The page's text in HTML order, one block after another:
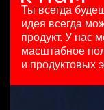
сегодня
150000 ₽
Санкт-Петербург
15000000 so'm
Менеджер по
5 авг. 2026
з/п не указана
Москва
Team Lead
29 июл. 2026
Москва
Ты всегда
идея всегда
продукт. У нас
масштабное
и продуктовых